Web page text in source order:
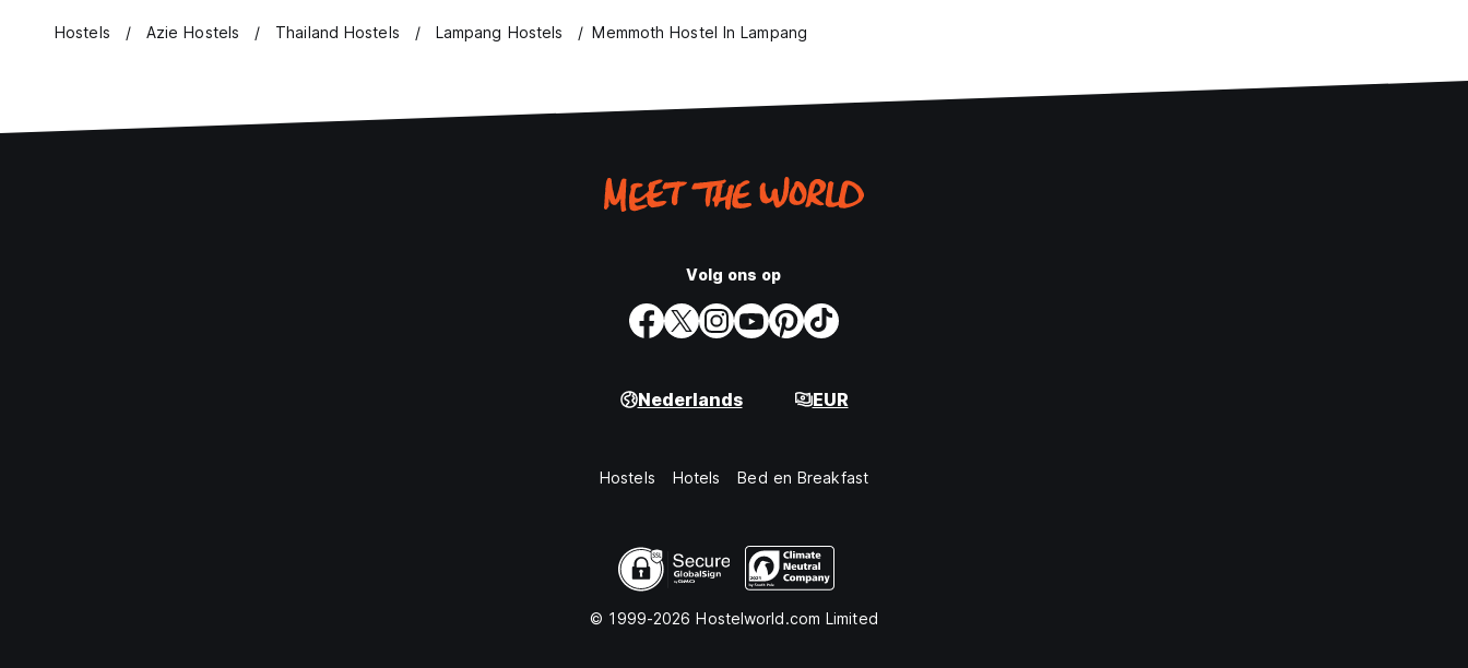
Hostels Azie Hostels Thailand Hostels Lampang Hostels Memmoth Hostel In Lampang
Volg ons op
Nederlands EUR
Hostels Hotels Bed en Breakfast
© 1999-2026 Hostelworld.com Limited